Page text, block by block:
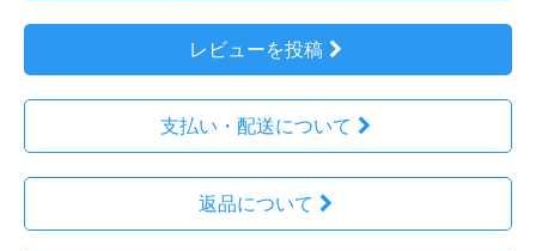
レビューを投稿
支払い・配送について
返品について